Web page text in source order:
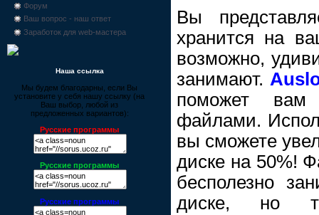
Форум
Ваш вопрос - наш ответ
Заработок для web-мастера
Наша ссылка
Мы будем благодарны, если Вы
установите у себя нашу ссылку (на
Ваш выбор, любой из
предложенных вариантов):
Русские программы
Русские программы
Русские программы
Вы
хранится на
возможно,
занимают.
поможет вам
файлами.
вы сможете
диске на 50%!
бесполезно
диске, но